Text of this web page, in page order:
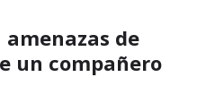
de
un compañero